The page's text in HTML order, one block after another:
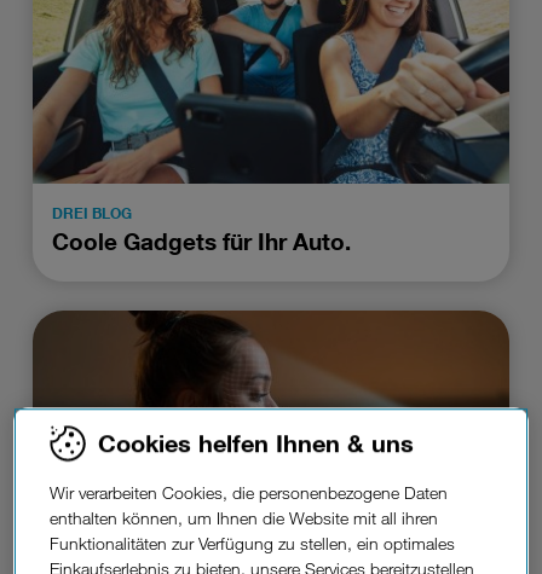
DREI BLOG
Coole Gadgets für Ihr Auto.
Cookies helfen Ihnen & uns
Wir verarbeiten Cookies, die personenbezogene Daten
enthalten können, um Ihnen die Website mit all ihren
Funktionalitäten zur Verfügung zu stellen, ein optimales
Einkaufserlebnis zu bieten, unsere Services bereitzustellen